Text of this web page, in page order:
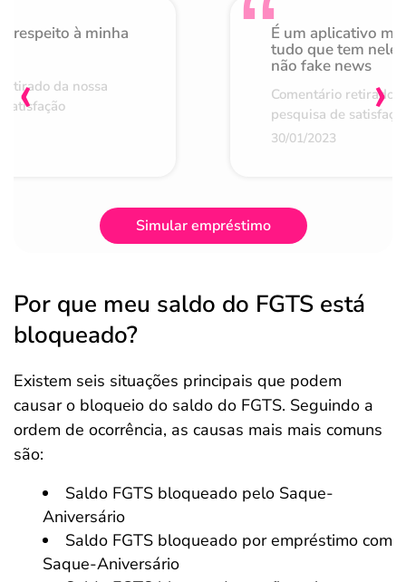
respeito à minha
da nossa
É um aplicativo
tudo que tem nele
não fake news
Comentário retirado
pesquisa de
30/01/2023
‹ ›
Simular empréstimo
Por que meu saldo do FGTS está
bloqueado?
Existem seis situações principais que podem
causar o bloqueio do saldo do FGTS. Seguindo a
ordem de ocorrência, as causas mais mais comuns
são:
Saldo FGTS bloqueado pelo Saque-
Aniversário
Saldo FGTS bloqueado por empréstimo com
Saque-Aniversário